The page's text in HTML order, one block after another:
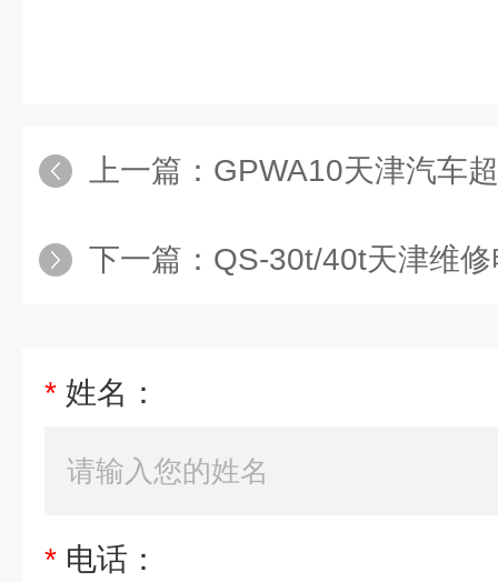
上一篇： GPWA10天津汽车超限
下一篇： QS-30t/40t天津维修电子
* 姓名：
* 电话：